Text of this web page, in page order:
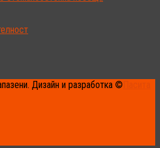
Дизайн и разработка ©